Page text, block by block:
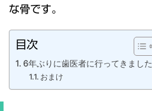
な骨です。
目次
6年ぶりに歯医者に行ってきました
おまけ